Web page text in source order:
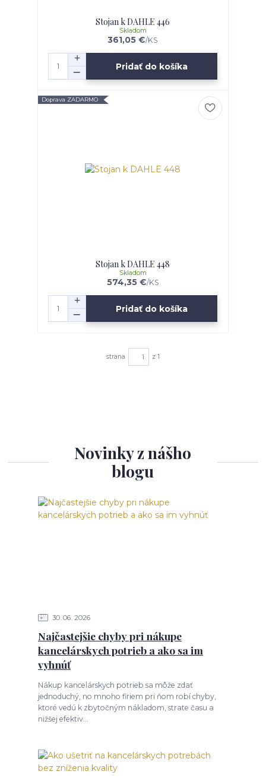
Stojan k DAHLE 446
361,05 €/KS
Skladom
Pridať do košíka
Doprava ZADARMO
Stojan k DAHLE 448
574,35 €/KS
Skladom
Pridať do košíka
strana z 1
Novinky z nášho
blogu
30 06 2026
Najčastejšie chyby pri nákupe
kancelárskych potrieb a ako sa im
vyhnúť
Nákup kancelárskych potrieb sa môže zdať
jednoduchý, no mnoho firiem pri ňom robí chyby,
ktoré vedú k zbytočným nákladom, strate času a
nižšej efektiv...